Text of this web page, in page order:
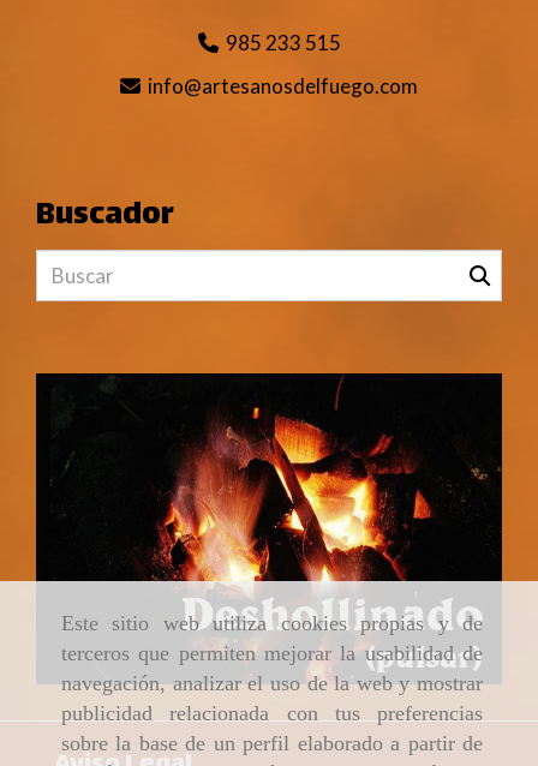
Este sitio web utiliza cookies propias y de
terceros que permiten mejorar la usabilidad de
navegación, analizar el uso de la web y mostrar
publicidad relacionada con tus preferencias
sobre la base de un perfil elaborado a partir de
985 233 515
info
artesanosdelfuego.com
Buscador